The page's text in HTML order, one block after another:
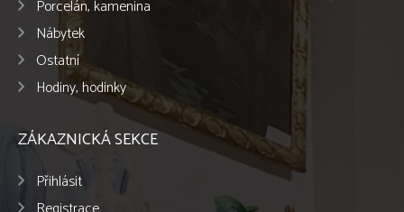
Porcelán, kamenina
Nábytek
Ostatní
Hodiny, hodinky
ZÁKAZNICKÁ SEKCE
Přihlásit